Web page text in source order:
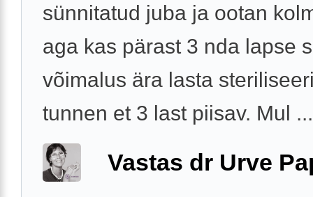
sünnitatud juba ja ootan
aga kas pärast 3 nda lapse
võimalus ära lasta
tunnen et 3 last piisav. Mul ...
Vastas dr Urve